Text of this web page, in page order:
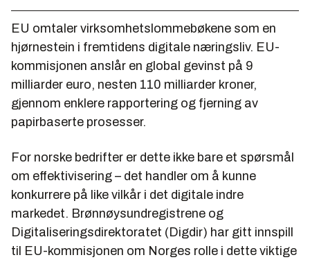
EU omtaler virksomhetslommebøkene som en
hjørnestein i fremtidens digitale næringsliv. EU-
kommisjonen anslår en global gevinst på 9
milliarder euro, nesten 110 milliarder kroner,
gjennom enklere rapportering og fjerning av
papirbaserte prosesser.
For norske bedrifter er dette ikke bare et spørsmål
om effektivisering – det handler om å kunne
konkurrere på like vilkår i det digitale indre
markedet. Brønnøysundregistrene og
Digitaliseringsdirektoratet (Digdir) har gitt innspill
til EU-kommisjonen om Norges rolle i dette viktige